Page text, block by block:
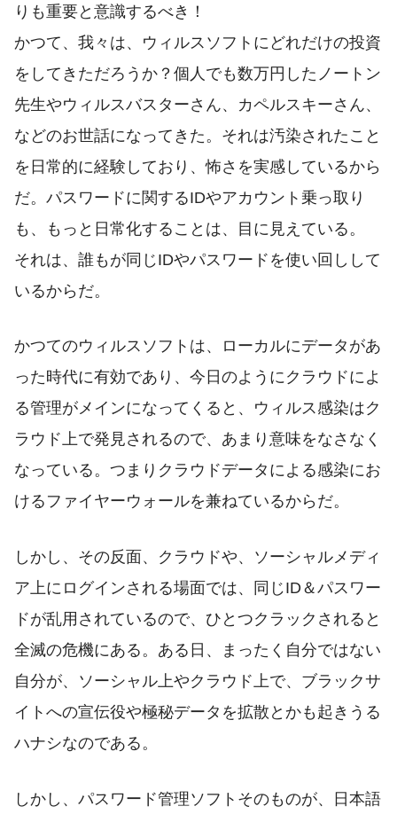
りも重要と意識するべき！
かつて、我々は、ウィルスソフトにどれだけの投資
をしてきただろうか？個人でも数万円したノートン
先生やウィルスバスターさん、カペルスキーさん、
などのお世話になってきた。それは汚染されたこと
を日常的に経験しており、怖さを実感しているから
だ。パスワードに関するIDやアカウント乗っ取り
も、もっと日常化することは、目に見えている。
それは、誰もが同じIDやパスワードを使い回しして
いるからだ。
かつてのウィルスソフトは、ローカルにデータがあ
った時代に有効であり、今日のようにクラウドによ
る管理がメインになってくると、ウィルス感染はク
ラウド上で発見されるので、あまり意味をなさなく
なっている。つまりクラウドデータによる感染にお
けるファイヤーウォールを兼ねているからだ。
しかし、その反面、クラウドや、ソーシャルメディ
ア上にログインされる場面では、同じID＆パスワー
ドが乱用されているので、ひとつクラックされると
全滅の危機にある。ある日、まったく自分ではない
自分が、ソーシャル上やクラウド上で、ブラックサ
イトへの宣伝役や極秘データを拡散とかも起きうる
ハナシなのである。
しかし、パスワード管理ソフトそのものが、日本語